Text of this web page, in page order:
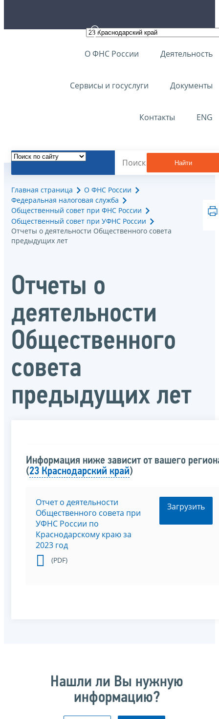
О ФНС России Деятельность
Сервисы и госуслуги Документы
Контакты ENG
Найти
Главная страница
О ФНС России
Федеральная налоговая служба
Общественный совет при ФНС России
Общественный совет при УФНС России
Отчеты о деятельности Общественного совета
предыдущих лет
Отчеты о
деятельности
Общественного
совета
предыдущих лет
Информация ниже зависит от вашего
(23 Краснодарский край)
Отчет о деятельности
Общественного совета при
УФНС России по
Краснодарскому краю за
2023 год
(PDF)
Загрузить
Нашли ли Вы нужную
информацию?